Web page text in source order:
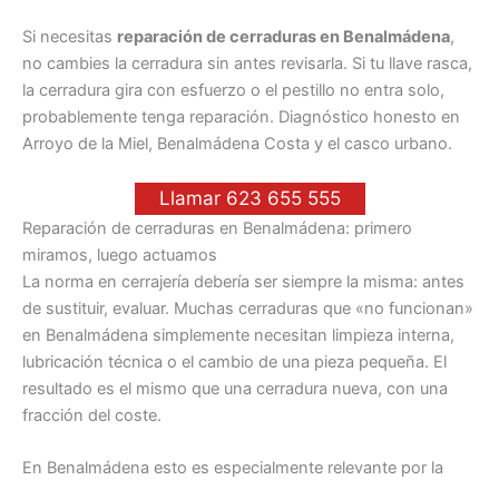
Si necesitas reparación de cerraduras en Benalmádena,
no cambies la cerradura sin antes revisarla. Si tu llave rasca,
la cerradura gira con esfuerzo o el pestillo no entra solo,
probablemente tenga reparación. Diagnóstico honesto en
Arroyo de la Miel, Benalmádena Costa y el casco urbano.
Llamar 623 655 555
Reparación de cerraduras en Benalmádena: primero
miramos, luego actuamos
La norma en cerrajería debería ser siempre la misma: antes
de sustituir, evaluar. Muchas cerraduras que «no funcionan»
en Benalmádena simplemente necesitan limpieza interna,
lubricación técnica o el cambio de una pieza pequeña. El
resultado es el mismo que una cerradura nueva, con una
fracción del coste.
En Benalmádena esto es especialmente relevante por la